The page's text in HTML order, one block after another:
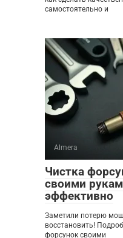
самостоятельно и
Almera
Чистка
своими
эффективно
Заметили потерю
восстановить!
форсунок своими